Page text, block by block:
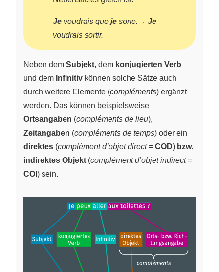
Je voudrais que je sorte. → Je
voudrais sortir.
Neben dem Subjekt, dem konjugierten Verb
und dem Infinitiv können solche Sätze auch
durch weitere Elemente (compléments) ergänzt
werden. Das können beispielsweise
Ortsangaben (compléments de lieu),
Zeitangaben (compléments de temps) oder ein
direktes (complément d’objet direct= COD) bzw.
indirektes Objekt (complément d’objet indirect=
COI ) sein.